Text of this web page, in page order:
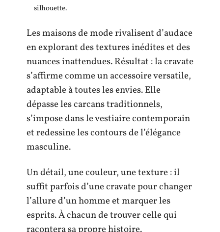
silhouette.
Les maisons de mode rivalisent d’audace
en explorant des textures inédites et des
nuances inattendues. Résultat : la cravate
s’affirme comme un accessoire versatile,
adaptable à toutes les envies. Elle
dépasse les carcans traditionnels,
s’impose dans le vestiaire contemporain
et redessine les contours de l’élégance
masculine.
Un détail, une couleur, une texture : il
suffit parfois d’une cravate pour changer
l’allure d’un homme et marquer les
esprits. À chacun de trouver celle qui
racontera sa propre histoire.